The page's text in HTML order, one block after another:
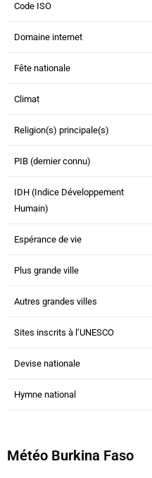
Code ISO
Domaine internet
Fête nationale
Climat
Religion(s) principale(s)
PIB (dernier connu)
IDH (Indice Développement
Humain)
Espérance de vie
Plus grande ville
Autres grandes villes
Sites inscrits à l’UNESCO
Devise nationale
Hymne national
Météo Burkina Faso